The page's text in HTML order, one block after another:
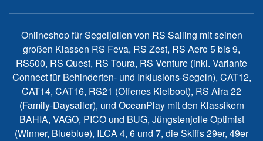
Onlineshop für Segeljollen von RS Sailing mit seinen
großen Klassen RS Feva, RS Zest, RS Aero 5 bis 9,
RS500, RS Quest, RS Toura, RS Venture (inkl. Variante
Connect für Behinderten- und Inklusions-Segeln), CAT12,
CAT14, CAT16, RS21 (Offenes Kielboot), RS Aira 22
(Family-Daysailer), und OceanPlay mit den Klassikern
BAHIA, VAGO, PICO und BUG, Jüngstenjolle Optimist
(Winner, Blueblue), ILCA 4, 6 und 7, die Skiffs 29er, 49er